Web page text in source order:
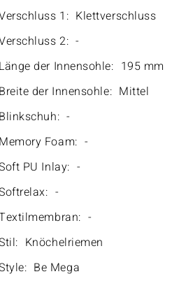
1: Klettverschluss
2: -
Länge der Innensohle: 195 mm
Breite der Innensohle: Mittel
Blinkschuh: -
Memory Foam: -
PU Inlay: -
-
-
Knöchelriemen
Be Mega